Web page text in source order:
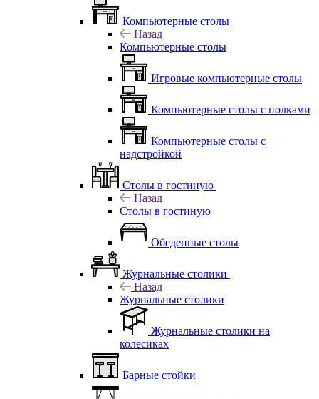
Компьютерные столы
Назад
Компьютерные столы
Игровые компьютерные столы
Компьютерные столы с полками
Компьютерные столы с
надстройкой
Столы в гостиную
Назад
Столы в гостиную
Обеденные столы
Журнальные столики
Назад
Журнальные столики
Журнальные столики на
колесиках
Барные стойки